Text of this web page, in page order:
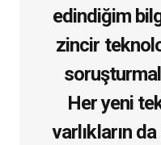
edindiğim
zincir
Her yeni
varlıkların